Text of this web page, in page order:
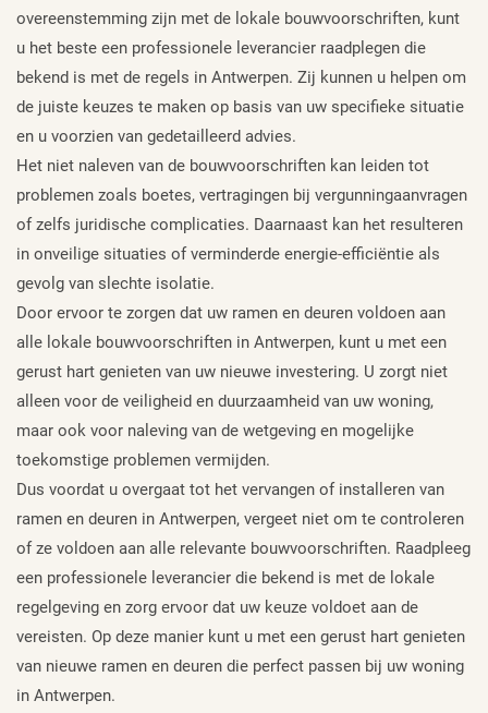
overeenstemming zijn met de lokale bouwvoorschriften, kunt
u het beste een professionele leverancier raadplegen die
bekend is met de regels in Antwerpen. Zij kunnen u helpen om
de juiste keuzes te maken op basis van uw specifieke situatie
en u voorzien van gedetailleerd advies.
Het niet naleven van de bouwvoorschriften kan leiden tot
problemen zoals boetes, vertragingen bij vergunningaanvragen
of zelfs juridische complicaties. Daarnaast kan het resulteren
in onveilige situaties of verminderde energie-efficiëntie als
gevolg van slechte isolatie.
Door ervoor te zorgen dat uw ramen en deuren voldoen aan
alle lokale bouwvoorschriften in Antwerpen, kunt u met een
gerust hart genieten van uw nieuwe investering. U zorgt niet
alleen voor de veiligheid en duurzaamheid van uw woning,
maar ook voor naleving van de wetgeving en mogelijke
toekomstige problemen vermijden.
Dus voordat u overgaat tot het vervangen of installeren van
ramen en deuren in Antwerpen, vergeet niet om te controleren
of ze voldoen aan alle relevante bouwvoorschriften. Raadpleeg
een professionele leverancier die bekend is met de lokale
regelgeving en zorg ervoor dat uw keuze voldoet aan de
vereisten. Op deze manier kunt u met een gerust hart genieten
van nieuwe ramen en deuren die perfect passen bij uw woning
in Antwerpen.